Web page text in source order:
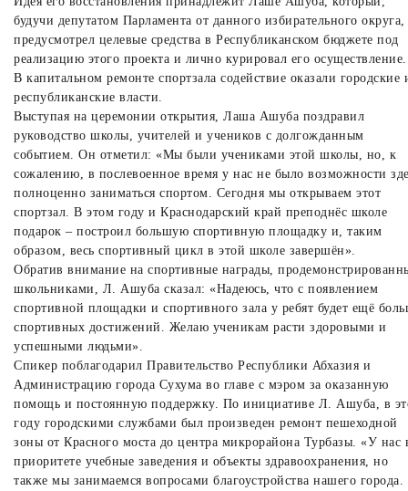
будучи депутатом Парламента от данного избирательного округа,
предусмотрел целевые средства в Республиканском бюджете под
реализацию этого проекта и лично курировал его осуществление.
В капитальном ремонте спортзала содействие оказали городские
республиканские власти.
Выступая на церемонии открытия, Лаша Ашуба поздравил
руководство школы, учителей и учеников с долгожданным
событием. Он отметил: «Мы были учениками этой школы, но, к
сожалению, в послевоенное время у нас не было возможности
полноценно заниматься спортом. Сегодня мы открываем этот
спортзал. В этом году и Краснодарский край преподнёс школе
подарок – построил большую спортивную площадку и, таким
образом, весь спортивный цикл в этой школе завершён».
Обратив внимание на спортивные награды,
школьниками, Л. Ашуба сказал: «Надеюсь, что с появлением
спортивной площадки и спортивного зала у ребят будет ещё
спортивных достижений. Желаю ученикам расти здоровыми и
успешными людьми».
Спикер поблагодарил Правительство Республики Абхазия и
Администрацию города Сухума во главе с мэром за оказанную
помощь и постоянную поддержку. По инициативе Л. Ашуба, в
году городскими службами был произведен ремонт пешеходной
зоны от Красного моста до центра микрорайона Турбазы. «У нас
приоритете учебные заведения и объекты здравоохранения, но
также мы занимаемся вопросами благоустройства нашего города.